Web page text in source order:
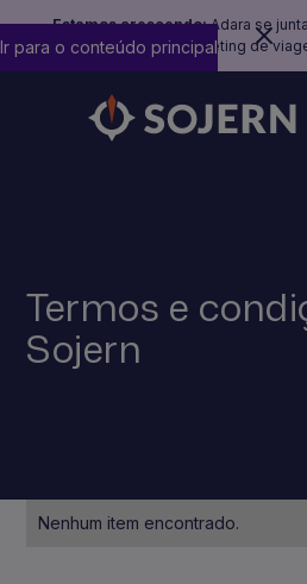
Estamos crescendo:Adara se
futuro do marketing de
Ir para o conteúdo principal
Termos e
Sojern
Nenhum item encontrado.